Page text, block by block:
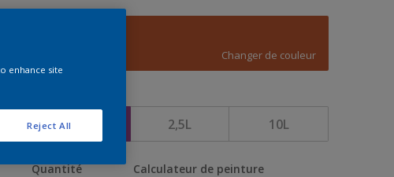
Changer de couleur
2,5L 10L
Quantité Calculateur de peinture
enhance site
Reject All